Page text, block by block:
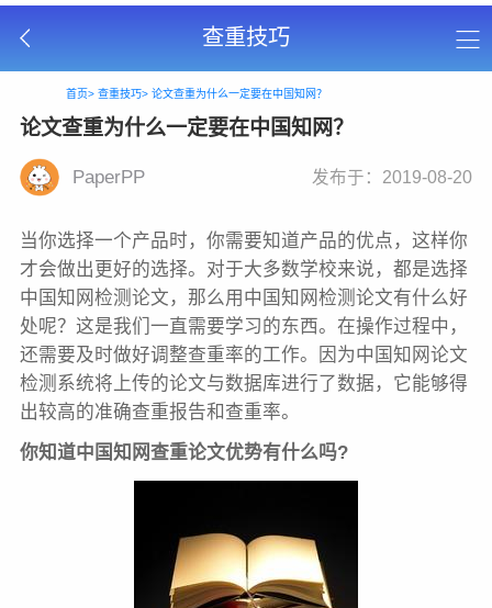
查重技巧
首页> 查重技巧> 论文查重为什么一定要在中国知网？
论文查重为什么一定要在中国知网？
PaperPP 发布于：2019-08-20
当你选择一个产品时，你需要知道产品的优点，这样你
才会做出更好的选择。对于大多数学校来说，都是选择
中国知网检测论文，那么用中国知网检测论文有什么好
处呢？这是我们一直需要学习的东西。在操作过程中，
还需要及时做好调整查重率的工作。因为中国知网论文
检测系统将上传的论文与数据库进行了数据，它能够得
出较高的准确查重报告和查重率。
你知道中国知网查重论文优势有什么吗?